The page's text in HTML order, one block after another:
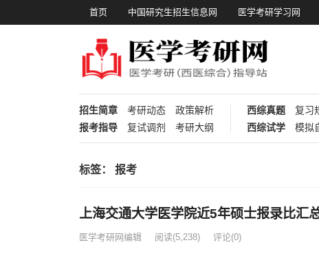
首页 中国研究生招生信息网 医学考研学习网
招生简章 考研动态
政策解析
报考指导
复试调剂 考研大纲
西综真题 复习
西综试学
模拟
标签： 报考
上海交通大学医学院近5年硕士报录比汇
医学考研网编辑 阅读(5,238) 评论(0)